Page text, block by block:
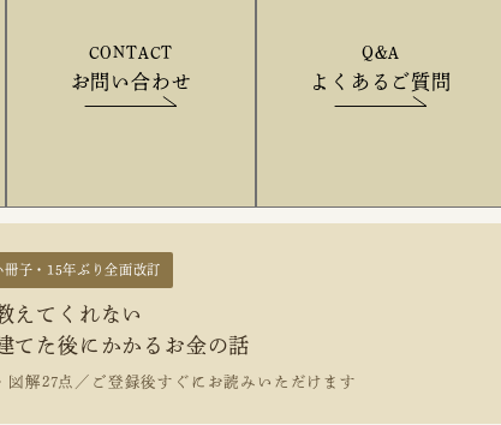
CONTACT
お問い合わせ
Q&A
よくあるご質問
冊子・15年ぶり全面改訂
えてくれない
てた後にかかるお金の話
図解27点／ご登録後すぐにお読みいただけます